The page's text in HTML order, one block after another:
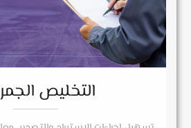
التخليص